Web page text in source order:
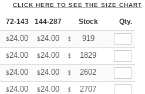
CLICK HERE TO SEE THE SIZE CHART
72-143 144-287 288 + More
Stock Qty.
$24.00 $24.00 $ 24.00
919
$24.00 $24.00 $ 24.00
1829
$24.00 $24.00 $ 24.00
2602
$24.00 $24.00 $ 24.00
2707